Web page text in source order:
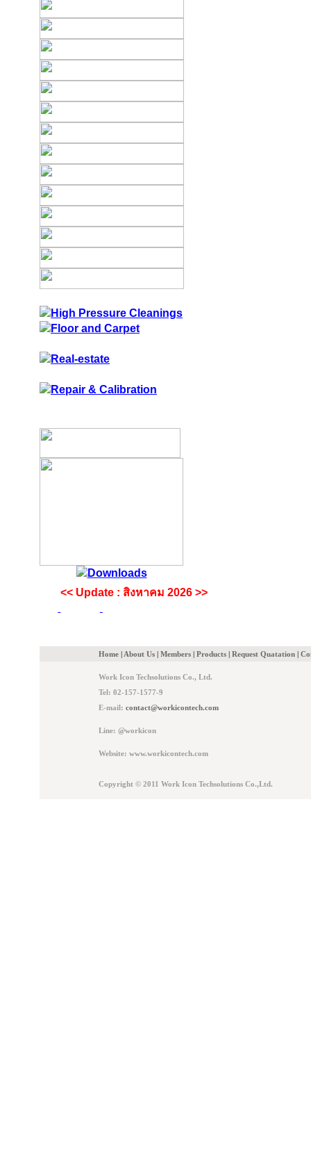
<< Update : สิงหาคม 2026 >>
Home | About Us | Members | Products | Request Quatation |
Work Icon Techsolutions Co., Ltd.
Tel: 02-157-1577-9
E-mail: contact@workicontech.com
Line: @workicon
Website: www.workicontech.com
Copyright © 2011 Work Icon Techsolutions Co.,Ltd.